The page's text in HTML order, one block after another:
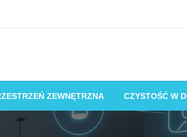
ZEWNĘTRZNA CZYSTOŚĆ W